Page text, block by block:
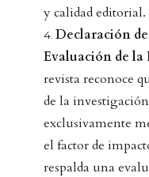
y calidad editorial.
Declaración
Evaluación de la
revista reconoce
de la
exclusivamente
el factor de
respalda una